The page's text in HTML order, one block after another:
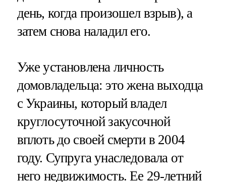
день, когда произошел взрыв), а
затем снова наладил его.
Уже установлена личность
домовладельца: это жена выходца
с Украины, который владел
круглосуточной закусочной
вплоть до своей смерти в 2004
году. Супруга унаследовала от
него недвижимость. Ее 29-летний